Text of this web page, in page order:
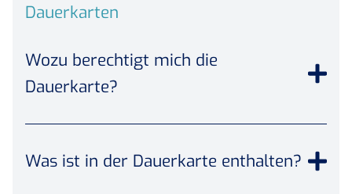
Dauerkarten
Wozu berechtigt mich die
Dauerkarte?
Was ist in der Dauerkarte enthalten?